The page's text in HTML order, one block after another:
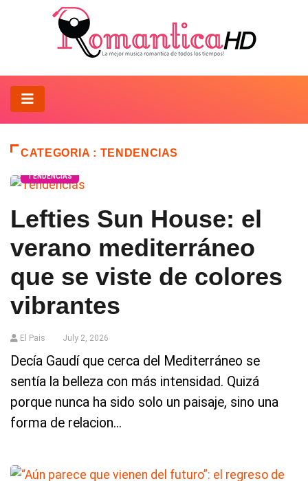
CATEGORIA : TENDENCIAS
TENDENCIAS
Lefties Sun House: el
verano mediterráneo
que se viste de colores
vibrantes
El Pais July 2, 2026
Decía Gaudí que cerca del Mediterráneo se
sentía la belleza con más intensidad. Quizá
porque nunca ha sido solo un paisaje, sino una
forma de relacion...